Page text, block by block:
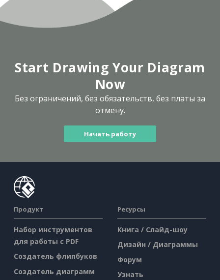
Start Drawing Your Diagram
Now
Без ограничений, без обязательств, без платы за
отмену.
Начать работу
Продукт
Набор инструментов
для работы с PDF
Создатель флипбуков
Создатель диаграмм
Ресурсы
Книга / Слайд-шоу
Дизайн / Диаграммы
Форум
Узнать